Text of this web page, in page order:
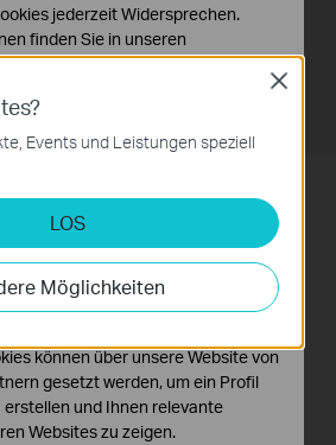
gewöhnliche
Ihren eigenen
das Leben leicht und
feste Zeiten zum Ein- oder
Glühbirnen. Die LB110
Events und Leistungen speziell
LOS
Möglichkeiten
Close
jederzeit Widersprechen.
finden Sie in unseren
.
in Ihren Systemen nicht
Cookies
es uns, Ihre Aktivitäten
zu analysieren, um die
Website zu verbessern und
können über unsere Website von
gesetzt werden, um ein Profil
und Ihnen relevante
Websites zu zeigen.